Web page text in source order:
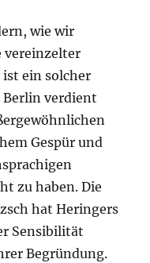
wie wir
vereinzelter
ein solcher
Berlin verdient
Gespür und
zu haben. Die
hat Heringers
Sensibilität
Begründung.